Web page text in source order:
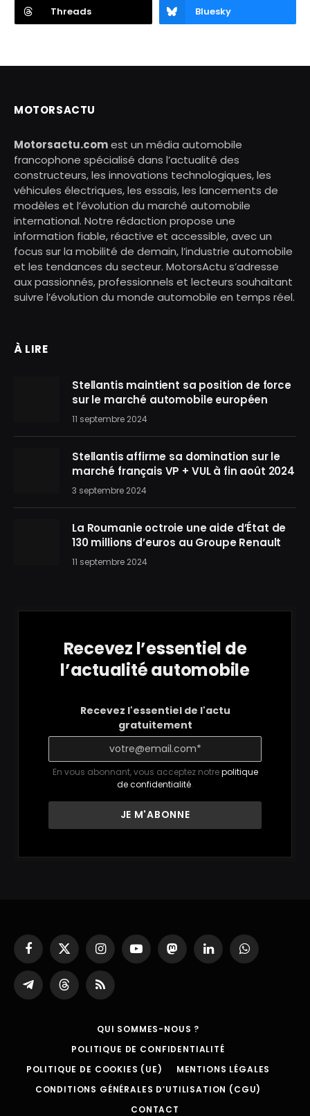
Threads Bluesky
MOTORSACTU
Motorsactu.comest un média automobile
francophone spécialisé dans l’actualité des
constructeurs, les innovations technologiques, les
véhicules électriques, les essais, les lancements de
modèles et l’évolution du marché automobile
international. Notre rédaction propose une
information fiable, réactive et accessible, avec un
focus sur la mobilité de demain, l’industrie automobile
et les tendances du secteur. MotorsActu s’adresse
aux passionnés, professionnels et lecteurs souhaitant
suivre l’évolution du monde automobile en temps réel.
À LIRE
Stellantis maintient sa position de force
sur le marché automobile européen
11 septembre 2024
Stellantis affirme sa domination sur le
marché français VP + VUL à fin août 2024
3 septembre 2024
La Roumanie octroie une aide d’État de
130 millions d’euros au Groupe Renault
11 septembre 2024
Recevez l’essentiel de
l’actualité automobile
Recevez l'essentiel de l'actu
gratuitement
En vous abonnant, vous acceptez notrepolitique
de confidentialité.
Facebook
X
(Twitter)
InstagramYouTubeMastodonLinkedInWhatsApp
Partager
sur
ThreadsRSS
QUI SOMMES-NOUS ?
POLITIQUE DE CONFIDENTIALITÉ
POLITIQUE DE COOKIES (UE)
MENTIONS LÉGALES
CONDITIONS GÉNÉRALES D’UTILISATION (CGU)
CONTACT